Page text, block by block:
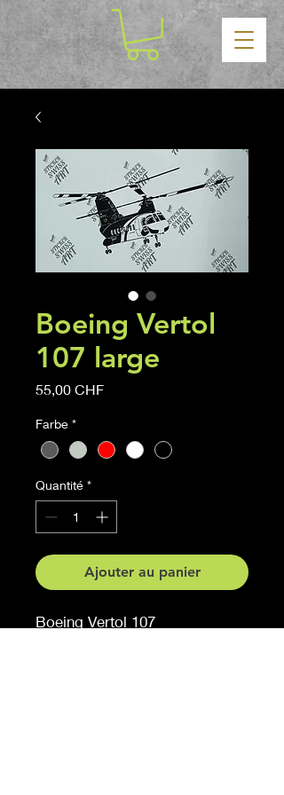
Boeing Vertol
107 large
55,00 CHFPrix
Farbe *
Quantité *
Ajouter au panier
Boeing Vertol 107